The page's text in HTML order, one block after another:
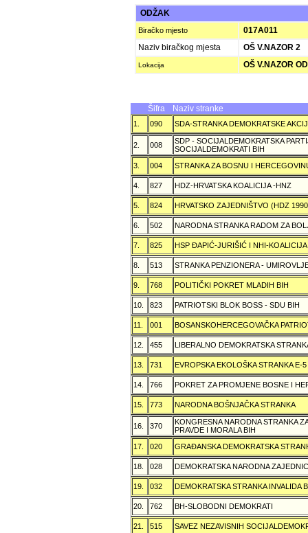
ODŽAK
Biračko mjesto
017A011
Naziv biračkog mjesta
OŠ V.NAZOR 2
Lokacija OŠ V.NAZOR
Šifra Naziv stranke
1. 090 SDA-STRANKA DEMOKRATSKE
2. 008
SDP - SOCIJALDEMOKRATSKA
SOCIJALDEMOKRATI BIH
3.
004 STRANKA ZA BOSNU I
4. 827 HDZ-HRVATSKA KOALICIJA -HNZ
5. 824 HRVATSKO ZAJEDNIŠTVO (HDZ
6. 502 NARODNA STRANKA RADOM ZA
7. 825 HSP ÐAPIĆ-JURIŠIĆ I NHI-
8. 513 STRANKA PENZIONERA -
9. 768 POLITIČKI POKRET MLADIH BIH
10. 823 PATRIOTSKI BLOK BOSS - SDU BIH
11. 001 BOSANSKOHERCEGOVAČKA
12. 455 LIBERALNO DEMOKRATSKA
13. 731 EVROPSKA EKOLOŠKA STRANKA E-5
14. 766 POKRET ZA PROMJENE BOSNE I
15. 773 NARODNA BOŠNJAČKA STRANKA
16. 370
KONGRESNA NARODNA STRANKA
PRAVDE I MORALA BIH
17.
020 GRAÐANSKA DEMOKRATSKA
18. 028 DEMOKRATSKA NARODNA
19. 032 DEMOKRATSKA STRANKA INVALIDA
20. 762 BH-SLOBODNI DEMOKRATI
21. 515 SAVEZ NEZAVISNIH